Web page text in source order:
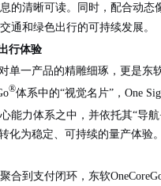
的清晰可读。同时，配合动态
通和绿色出行的可持续发展。
行体验
单一产品的精雕细琢，更是东
®体系中的“视觉名片”，One
能力体系之中，并依托其“导
化为稳定、可持续的量产体验
合到支付闭环，东软